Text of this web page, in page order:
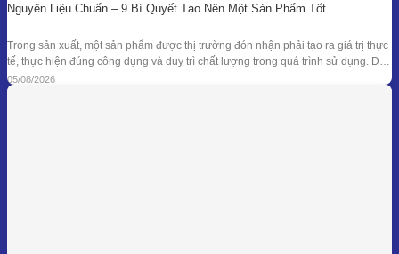
Nguyên Liệu Chuẩn – 9 Bí Quyết Tạo Nên Một Sản Phẩm Tốt
Trong sản xuất, một sản phẩm được thị trường đón nhận phải tạo ra giá trị thực
tế, thực hiện đúng công dụng và duy trì chất lượng trong quá trình sử dụng. Để
đạt được kết quả đó, doanh nghiệp cần kiểm soát đồng bộ từ mục tiêu nghiên
cứu, nguyên liệu, công thức
05/08/2026